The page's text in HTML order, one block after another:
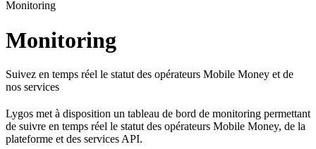
Monitoring
Monitoring
Suivez en temps réel le statut des opérateurs Mobile Money et de
nos services
Lygos met à disposition un tableau de bord de monitoring permettant
de suivre en temps réel le statut des opérateurs Mobile Money, de la
plateforme et des services API.